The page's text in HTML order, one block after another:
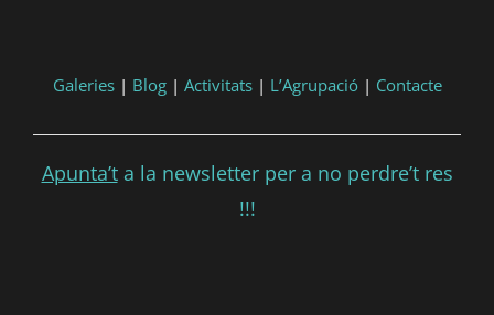
Galeries| Blog| Activitats| L’Agrupació| Contacte
Apunta’ta la newsletter per a no perdre’t res
!!!